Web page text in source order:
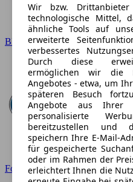
BMW
Ford
Wir bzw.
technologische Mittel,
ähnliche Tools auf
erweiterte
verbessertes
Durch diese
ermöglichen wir die
Angebotes - etwa, um
späteren Besuch
Angebote aus Ihrer
personalisierte
bereitzustellen und
speichern Ihre E-Mail-
für gespeicherte
oder im Rahmen der
erleichtert Ihnen die